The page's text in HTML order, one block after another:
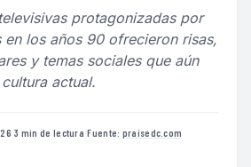
protagonizadas por
en los años 90 ofrecieron risas,
y temas sociales que aún
actual.
·3 min de lectura·Fuente: praisedc.com